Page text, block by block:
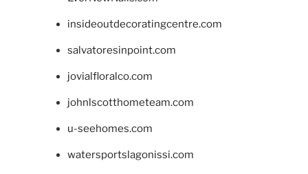
insideoutdecoratingcentre.com
salvatoresinpoint.com
jovialfloralco.com
johnlscotthometeam.com
u-seehomes.com
watersportslagonissi.com